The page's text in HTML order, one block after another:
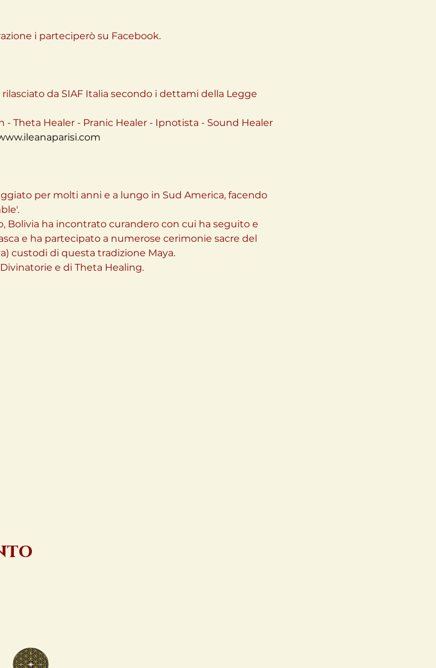
i parteciperò su Facebook.
da SIAF Italia secondo i dettami della Legge
Theta Healer - Pranic Healer - Ipnotista - Sound Healer
per molti anni e a lungo in Sud America, facendo
Bolivia ha incontrato curandero con cui ha seguito e
e ha partecipato a numerose cerimonie sacre del
custodi di questa tradizione Maya.
Artigiana e Artista praticante di arti Magiche e Divinatorie e di Theta Healing.